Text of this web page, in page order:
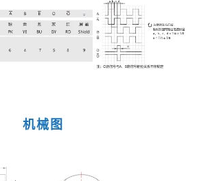
机械图